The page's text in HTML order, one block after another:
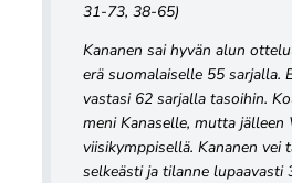
31-73, 38-65)
Kananen sai hyvän alun
erä suomalaiselle 55 sarjalla.
vastasi 62 sarjalla tasoihin.
meni Kanaselle, mutta
viisikymppisellä. Kananen vei
selkeästi ja tilanne lupaavasti